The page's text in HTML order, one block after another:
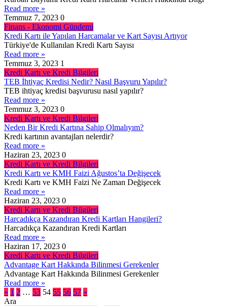
Read more »
Temmuz 7, 2023 0
Finans - Ekonomi Gündemi
Kredi Kartı ile Yapılan Harcamalar ve Kart Sayısı Artıyor
Türkiye'de Kullanılan Kredi Kartı Sayısı
Read more »
Temmuz 3, 2023 1
Kredi Kartı ve Kredi Bilgileri
TEB İhtiyaç Kredisi Nedir? Nasıl Başvuru Yapılır?
TEB ihtiyaç kredisi başvurusu nasıl yapılır?
Read more »
Temmuz 3, 2023 0
Kredi Kartı ve Kredi Bilgileri
Neden Bir Kredi Kartına Sahip Olmalıyım?
Kredi kartının avantajları nelerdir?
Read more »
Haziran 23, 2023 0
Kredi Kartı ve Kredi Bilgileri
Kredi Kartı ve KMH Faizi Ağustos’ta Değişecek
Kredi Kartı ve KMH Faizi Ne Zaman Değişecek
Read more »
Haziran 23, 2023 0
Kredi Kartı ve Kredi Bilgileri
Harcadıkça Kazandıran Kredi Kartları Hangileri?
Harcadıkça Kazandıran Kredi Kartları
Read more »
Haziran 17, 2023 0
Kredi Kartı ve Kredi Bilgileri
Advantage Kart Hakkında Bilinmesi Gerekenler
Advantage Kart Hakkında Bilinmesi Gerekenler
Read more »
« 1 2 … 53 54 55 56 57 »
Ara